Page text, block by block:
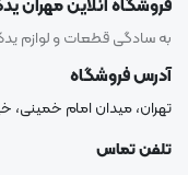
فروشگاه آنلاین مهران
به سادگی قطعات و لوازم
آدرس فروشگاه
تهران، میدان امام خمینی،
تلفن تماس